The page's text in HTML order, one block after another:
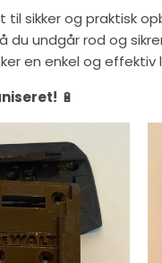
Tilbehør Til SKÅDIS
til sikker og praktisk
undgår rod og
en enkel og effektiv
🔋